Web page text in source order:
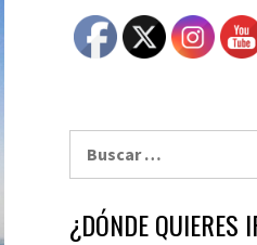
¿DÓNDE QUIERES